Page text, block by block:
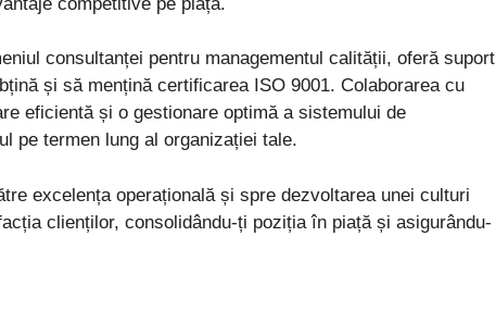
consultanței pentru managementul calității, oferă suport
și să mențină certificarea ISO 9001. Colaborarea cu
eficientă și o gestionare optimă a sistemului de
pe termen lung al organizației tale.
excelența operațională și spre dezvoltarea unei culturi
clienților, consolidându-ți poziția în piață și asigurându-